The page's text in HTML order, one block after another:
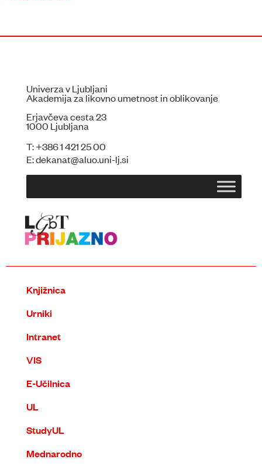
Univerza v Ljubljani
Akademija za likovno umetnost in oblikovanje
Erjavčeva cesta 23
1000 Ljubljana
T:+386 1 421 25 00
E:dekanat@aluo.uni-lj.si
Knjižnica
Urniki
Intranet
VIS
E-Učilnica
UL
StudyUL
Mednarodno